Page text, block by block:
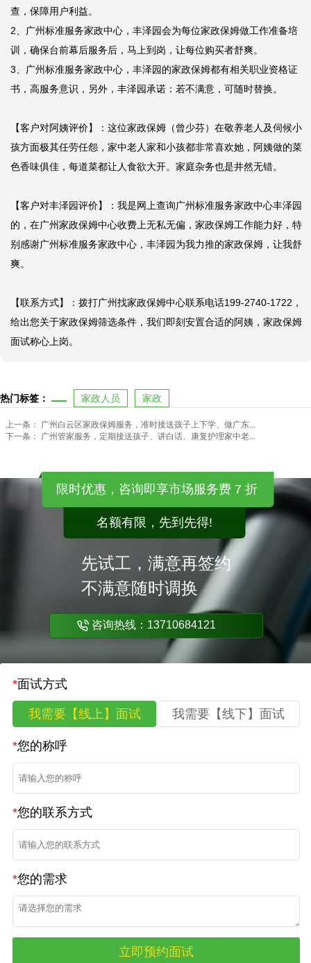
查，保障用户利益。
2、广州标准服务家政中心，丰泽园会为每位家政保姆做工作准备培
训，确保台前幕后服务后，马上到岗，让每位购买者舒爽。
3、广州标准服务家政中心，丰泽园的家政保姆都有相关职业资格证
书，高服务意识，另外，丰泽园承诺：若不满意，可随时替换。
【客户对阿姨评价】：这位家政保姆（曾少芬）在敬养老人及伺候小
孩方面极其任劳任怨，家中老人家和小孩都非常喜欢她，阿姨做的菜
色香味俱佳，每道菜都让人食欲大开。家庭杂务也是井然无错。
【客户对丰泽园评价】：我是网上查询广州标准服务家政中心丰泽园
的，在广州家政保姆中心收费上无私无偏，家政保姆工作能力好，特
别感谢广州标准服务家政中心，丰泽园为我力推的家政保姆，让我舒
爽。
【联系方式】：拨打广州找家政保姆中心联系电话199-2740-1722，
给出您关于家政保姆筛选条件，我们即刻安置合适的阿姨，家政保姆
面试称心上岗。
热门标签： 家政人员 家政
上一条：
广州白云区家政保姆服务，准时接送孩子上下学、做广东...
下一条：
广州管家服务，定期接送孩子、讲白话、康复护理家中老...
限时优惠，咨询即享市场服务费 7 折
名额有限，先到先得!
先试工，满意再签约
不满意随时调换
咨询热线：13710684121
*面试方式
我需要【线上】面试 我需要【线下】面试
*您的称呼
*您的联系方式
*您的需求